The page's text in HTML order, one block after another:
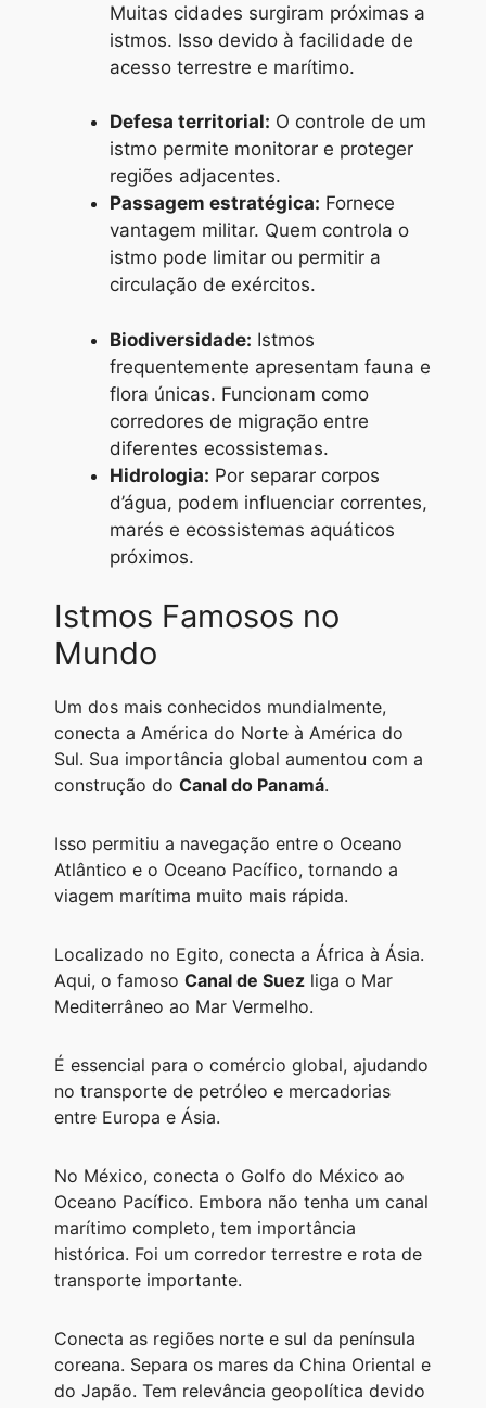
Muitas cidades surgiram próximas a
istmos. Isso devido à facilidade de
acesso terrestre e marítimo.
Defesa territorial: O controle de um
istmo permite monitorar e proteger
regiões adjacentes.
Passagem estratégica: Fornece
vantagem militar. Quem controla o
istmo pode limitar ou permitir a
circulação de exércitos.
Biodiversidade: Istmos
frequentemente apresentam fauna e
flora únicas. Funcionam como
corredores de migração entre
diferentes ecossistemas.
Hidrologia: Por separar corpos
d’água, podem influenciar correntes,
marés e ecossistemas aquáticos
próximos.
Istmos Famosos no
Mundo
Um dos mais conhecidos mundialmente,
conecta a América do Norte à América do
Sul. Sua importância global aumentou com a
construção do Canal do Panamá.
Isso permitiu a navegação entre o Oceano
Atlântico e o Oceano Pacífico, tornando a
viagem marítima muito mais rápida.
Localizado no Egito, conecta a África à Ásia.
Aqui, o famoso Canal de Suez liga o Mar
Mediterrâneo ao Mar Vermelho.
É essencial para o comércio global, ajudando
no transporte de petróleo e mercadorias
entre Europa e Ásia.
No México, conecta o Golfo do México ao
Oceano Pacífico. Embora não tenha um canal
marítimo completo, tem importância
histórica. Foi um corredor terrestre e rota de
transporte importante.
Conecta as regiões norte e sul da península
coreana. Separa os mares da China Oriental e
do Japão. Tem relevância geopolítica devido